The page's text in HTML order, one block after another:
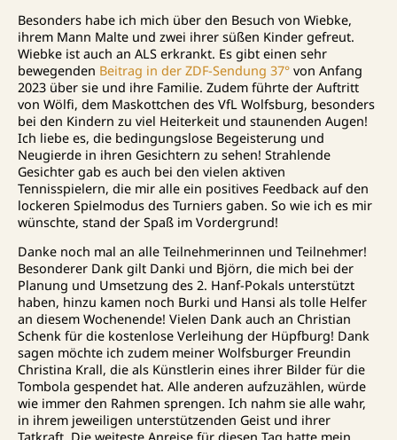
Besonders habe ich mich über den Besuch von Wiebke,
ihrem Mann Malte und zwei ihrer süßen Kinder gefreut.
Wiebke ist auch an ALS erkrankt. Es gibt einen sehr
bewegenden Beitrag in der ZDF-Sendung 37° von Anfang
2023 über sie und ihre Familie. Zudem führte der Auftritt
von Wölfi, dem Maskottchen des VfL Wolfsburg, besonders
bei den Kindern zu viel Heiterkeit und staunenden Augen!
Ich liebe es, die bedingungslose Begeisterung und
Neugierde in ihren Gesichtern zu sehen! Strahlende
Gesichter gab es auch bei den vielen aktiven
Tennisspielern, die mir alle ein positives Feedback auf den
lockeren Spielmodus des Turniers gaben. So wie ich es mir
wünschte, stand der Spaß im Vordergrund!
Danke noch mal an alle Teilnehmerinnen und Teilnehmer!
Besonderer Dank gilt Danki und Björn, die mich bei der
Planung und Umsetzung des 2. Hanf-Pokals unterstützt
haben, hinzu kamen noch Burki und Hansi als tolle Helfer
an diesem Wochenende! Vielen Dank auch an Christian
Schenk für die kostenlose Verleihung der Hüpfburg! Dank
sagen möchte ich zudem meiner Wolfsburger Freundin
Christina Krall, die als Künstlerin eines ihrer Bilder für die
Tombola gespendet hat. Alle anderen aufzuzählen, würde
wie immer den Rahmen sprengen. Ich nahm sie alle wahr,
in ihrem jeweiligen unterstützenden Geist und ihrer